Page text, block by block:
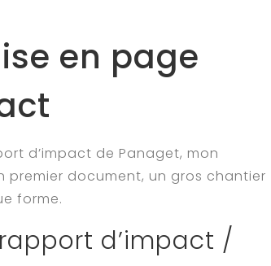
en page
d’impact de Panaget, mon
premier document, un gros chantier
forme.
d’impact /